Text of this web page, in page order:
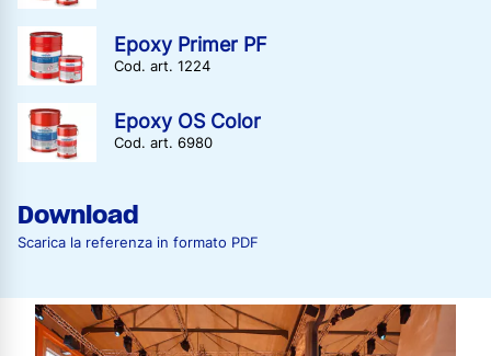
Epoxy Primer PF
Cod. art. 1224
Epoxy OS Color
Cod. art. 6980
Download
Scarica la referenza in formato PDF